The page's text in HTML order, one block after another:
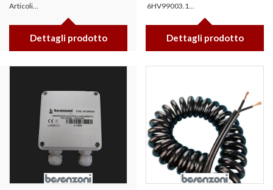
Articoli...
Dettagli prodotto
6HV99003.1...
Dettagli prodotto